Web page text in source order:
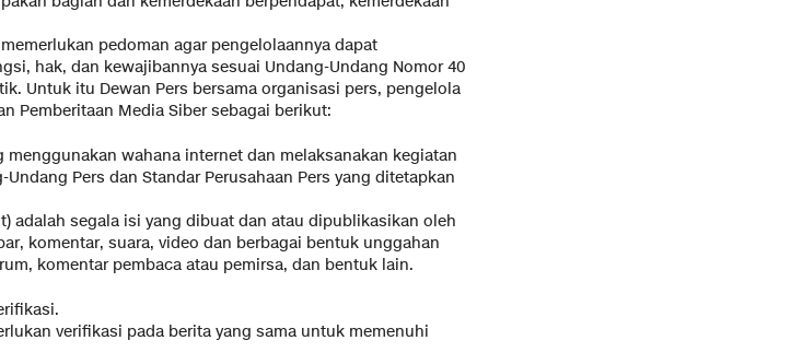
pedoman agar pengelolaannya dapat
hak, dan kewajibannya sesuai Undang-Undang Nomor 40
Untuk itu Dewan Pers bersama organisasi pers, pengelola
Pemberitaan Media Siber sebagai berikut:
wahana internet dan melaksanakan kegiatan
Pers dan Standar Perusahaan Pers yang ditetapkan
adalah segala isi yang dibuat dan atau dipublikasikan oleh
komentar, suara, video dan berbagai bentuk unggahan
komentar pembaca atau pemirsa, dan bentuk lain.
verifikasi pada berita yang sama untuk memenuhi